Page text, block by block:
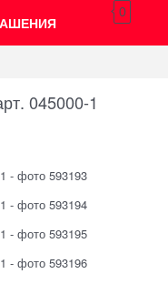
0
045000-1